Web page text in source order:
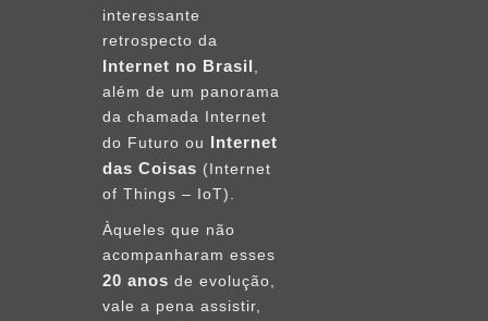
interessante
retrospecto da
Internet no Brasil
além de um panorama
da chamada Internet
do Futuro ou Internet
das Coisas (Internet
of Things – IoT).
Àqueles que não
acompanharam esses
20 anos de evolução,
vale a pena assistir,